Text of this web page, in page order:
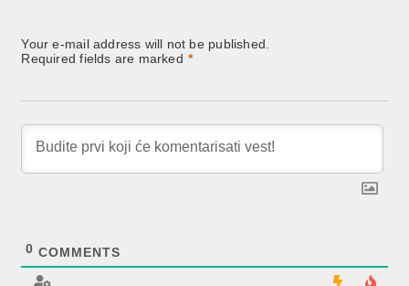
Your e-mail address will not be published.
Required fields are marked *
0 COMMENTS